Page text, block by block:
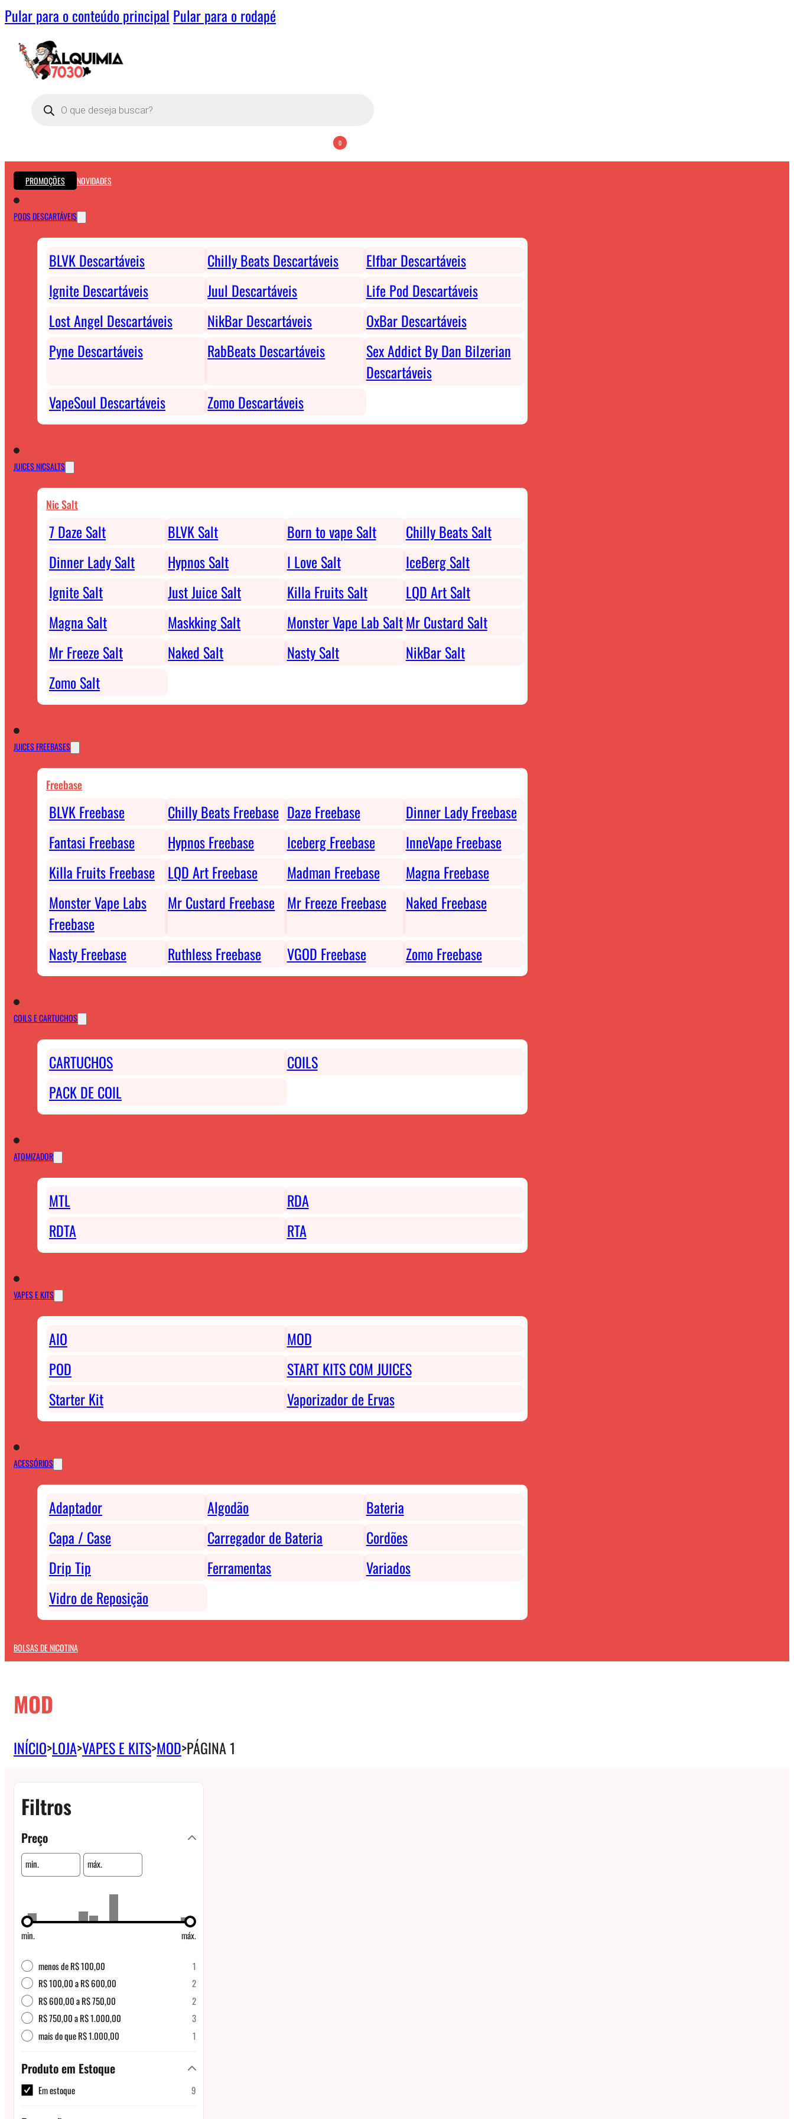
Pular para o conteúdo principal Pular para o rodapé
Pesquisar
produtos
0
PROMOÇÕES NOVIDADES
PODS DESCARTÁVEIS
BLVK Descartáveis Chilly Beats Descartáveis
Elfbar Descartáveis
Ignite Descartáveis
Juul Descartáveis
Life Pod Descartáveis
Lost Angel Descartáveis
NikBar Descartáveis
OxBar Descartáveis
Pyne Descartáveis
RabBeats Descartáveis
Sex Addict By Dan Bilzerian
Descartáveis
VapeSoul Descartáveis
Zomo Descartáveis
JUICES NICSALTS
Nic Salt
7 Daze Salt BLVK Salt Born to vape Salt
Chilly Beats Salt
Dinner Lady Salt
Hypnos Salt I Love Salt
IceBerg Salt
Ignite Salt
Just Juice Salt Killa Fruits Salt
LQD Art Salt
Magna Salt
Maskking Salt Monster Vape Lab SaltMr Custard Salt
Mr Freeze Salt
Naked Salt Nasty Salt
NikBar Salt
Zomo Salt
JUICES FREEBASES
Freebase
BLVK Freebase Chilly Beats Freebase Daze Freebase
Dinner Lady Freebase
Fantasi Freebase
Hypnos Freebase Iceberg Freebase
InneVape Freebase
Killa Fruits Freebase
LQD Art Freebase Madman Freebase
Magna Freebase
Monster Vape Labs
Freebase
Mr Custard Freebase Mr Freeze Freebase Naked Freebase
Nasty Freebase Ruthless Freebase VGOD Freebase Zomo Freebase
COILS E CARTUCHOS
CARTUCHOS
COILS
PACK DE COIL
ATOMIZADOR
MTL
RDA
RDTA
RTA
VAPES E KITS
AIO
MOD
POD
START KITS COM JUICES
Starter Kit
Vaporizador de Ervas
ACESSÓRIOS
Adaptador Algodão
Bateria
Capa / Case
Carregador de Bateria
Cordões
Drip Tip
Ferramentas
Variados
Vidro de Reposição
BOLSAS DE NICOTINA
MOD
INÍCIO>LOJA>VAPES E KITS>MOD>PÁGINA 1
Filtros
Preço
min. máx.
min. máx.
menos de R$ 100,00
1
R$ 100,00 a R$ 600,00
2
R$ 600,00 a R$ 750,00
2
R$ 750,00 a R$ 1.000,00
3
mais do que R$ 1.000,00
1
Produto em Estoque
Em estoque 9